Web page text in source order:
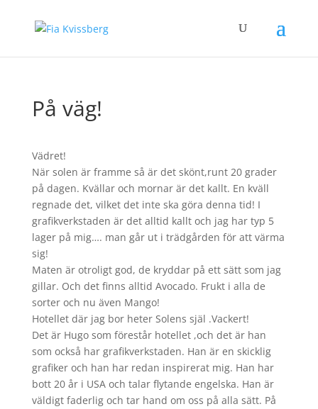
På väg!
Vädret!
När solen är framme så är det skönt,runt 20 grader
på dagen. Kvällar och mornar är det kallt. En kväll
regnade det, vilket det inte ska göra denna tid! I
grafikverkstaden är det alltid kallt och jag har typ 5
lager på mig…. man går ut i trädgården för att värma
sig!
Maten är otroligt god, de kryddar på ett sätt som jag
gillar. Och det finns alltid Avocado. Frukt i alla de
sorter och nu även Mango!
Hotellet där jag bor heter Solens själ .Vackert!
Det är Hugo som förestår hotellet ,och det är han
som också har grafikverkstaden. Han är en skicklig
grafiker och han har redan inspirerat mig. Han har
bott 20 år i USA och talar flytande engelska. Han är
väldigt faderlig och tar hand om oss på alla sätt. På